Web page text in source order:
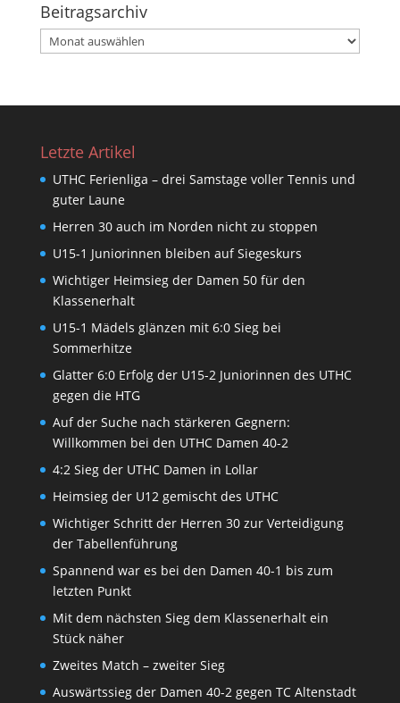
Beitragsarchiv
Beitragsarchiv
Letzte Artikel
UTHC Ferienliga – drei Samstage voller Tennis und
guter Laune
Herren 30 auch im Norden nicht zu stoppen
U15-1 Juniorinnen bleiben auf Siegeskurs
Wichtiger Heimsieg der Damen 50 für den
Klassenerhalt
U15-1 Mädels glänzen mit 6:0 Sieg bei
Sommerhitze
Glatter 6:0 Erfolg der U15-2 Juniorinnen des UTHC
gegen die HTG
Auf der Suche nach stärkeren Gegnern:
Willkommen bei den UTHC Damen 40-2
4:2 Sieg der UTHC Damen in Lollar
Heimsieg der U12 gemischt des UTHC
Wichtiger Schritt der Herren 30 zur Verteidigung
der Tabellenführung
Spannend war es bei den Damen 40-1 bis zum
letzten Punkt
Mit dem nächsten Sieg dem Klassenerhalt ein
Stück näher
Zweites Match – zweiter Sieg
Auswärtssieg der Damen 40-2 gegen TC Altenstadt